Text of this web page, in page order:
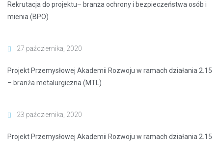
Rekrutacja do projektu– branża ochrony i bezpieczeństwa osób i
mienia (BPO)
27 października, 2020
Projekt Przemysłowej Akademii Rozwoju w ramach działania 2.15
– branża metalurgiczna (MTL)
23 października, 2020
Projekt Przemysłowej Akademii Rozwoju w ramach działania 2.15